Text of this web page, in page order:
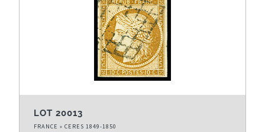
LOT 20013
FRANCE » CERES 1849-1850